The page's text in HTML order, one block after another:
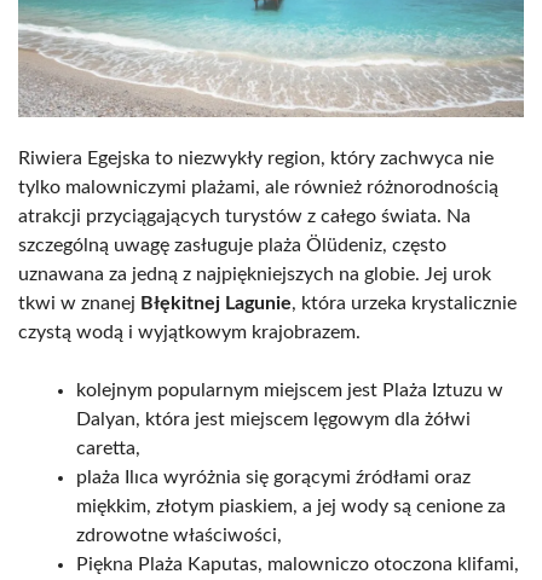
Riwiera Egejska to niezwykły region, który zachwyca nie
tylko malowniczymi plażami, ale również różnorodnością
atrakcji przyciągających turystów z całego świata. Na
szczególną uwagę zasługuje plaża Ölüdeniz, często
uznawana za jedną z najpiękniejszych na globie. Jej urok
tkwi w znanej Błękitnej Lagunie, która urzeka krystalicznie
czystą wodą i wyjątkowym krajobrazem.
kolejnym popularnym miejscem jest Plaża Iztuzu w
Dalyan, która jest miejscem lęgowym dla żółwi
caretta,
plaża Ilıca wyróżnia się gorącymi źródłami oraz
miękkim, złotym piaskiem, a jej wody są cenione za
zdrowotne właściwości,
Piękna Plaża Kaputas, malowniczo otoczona klifami,